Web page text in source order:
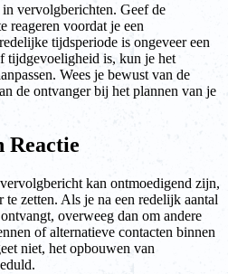
vervolgberichten. Geef de
reageren voordat je een
tijdsperiode is ongeveer een
tijdgevoeligheid is, kun je het
Wees je bewust van de
de ontvanger bij het plannen van je
Reactie
kan ontmoedigend zijn,
zetten. Als je na een redelijk aantal
overweeg dan om andere
of alternatieve contacten binnen
niet, het opbouwen van